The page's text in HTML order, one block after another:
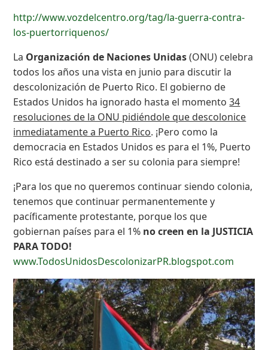
http://www.vozdelcentro.org/tag/la-guerra-contra-
los-puertorriquenos/
La Organización de Naciones Unidas(ONU) celebra
todos los años una vista en junio para discutir la
descolonización de Puerto Rico. El gobierno de
Estados Unidos ha ignorado hasta el momento34
resoluciones de la ONU pidiéndole que descolonice
inmediatamente a Puerto Rico. ¡Pero como la
democracia en Estados Unidos es para el 1%, Puerto
Rico está destinado a ser su colonia para siempre!
¡Para los que no queremos continuar siendo colonia,
tenemos que continuar permanentemente y
pacíficamente protestante, porque los que
gobiernan países para el 1% no creen en la JUSTICIA
PARA TODO!
www.TodosUnidosDescolonizarPR.blogspot.com